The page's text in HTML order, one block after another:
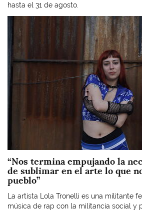
hasta el 31 de agosto.
“Nos termina empujando la
de sublimar en el arte lo que
pueblo”
La artista Lola Tronelli es una militante
música de rap con la militancia social y